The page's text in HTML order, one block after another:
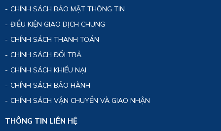
CHÍNH SÁCH BẢO MẬT THÔNG TIN
ĐIỀU KIỆN GIAO DỊCH CHUNG
CHÍNH SÁCH THANH TOÁN
CHÍNH SÁCH ĐỔI TRẢ
CHÍNH SÁCH KHIẾU NẠI
CHÍNH SÁCH BẢO HÀNH
CHÍNH SÁCH VẬN CHUYỂN VÀ GIAO NHẬN
THÔNG TIN LIÊN HỆ